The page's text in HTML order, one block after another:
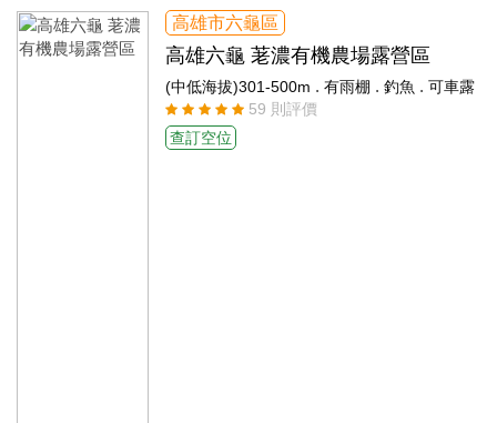
高雄市六龜區
高雄六龜 荖濃有機農場露營區
(中低海拔)301-500m .有雨棚 .釣魚 .可車露
59 則評價
查訂空位